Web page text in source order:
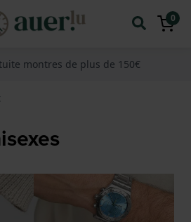
0
montres de plus de 150€